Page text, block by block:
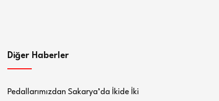
Diğer Haberler
Pedallarımızdan Sakarya’da İkide İki